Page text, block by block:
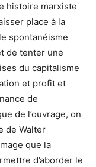
histoire marxiste
place à la
spontanéisme
de tenter une
du capitalisme
et profit et
de
de l’ouvrage, on
de Walter
que la
d’aborder le